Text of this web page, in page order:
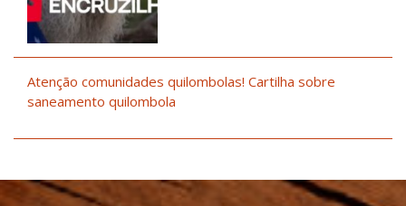
Atenção comunidades quilombolas! Cartilha sobre
saneamento quilombola